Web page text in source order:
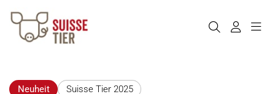
Neuheit Suisse Tier 2025